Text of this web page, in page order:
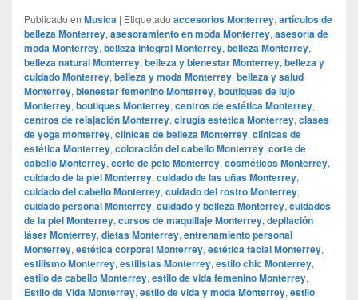
Publicado en Musica | Etiquetado accesorios Monterrey, artículos de
belleza Monterrey, asesoramiento en moda Monterrey, asesoría de
moda Monterrey, belleza integral Monterrey, belleza Monterrey,
belleza natural Monterrey, belleza y bienestar Monterrey, belleza y
cuidado Monterrey, belleza y moda Monterrey, belleza y salud
Monterrey, bienestar femenino Monterrey, boutiques de lujo
Monterrey, boutiques Monterrey, centros de estética Monterrey,
centros de relajación Monterrey, cirugía estética Monterrey, clases
de yoga monterrey, clínicas de belleza Monterrey, clínicas de
estética Monterrey, coloración del cabello Monterrey, corte de
cabello Monterrey, corte de pelo Monterrey, cosméticos Monterrey,
cuidado de la piel Monterrey, cuidado de las uñas Monterrey,
cuidado del cabello Monterrey, cuidado del rostro Monterrey,
cuidado personal Monterrey, cuidado y belleza Monterrey, cuidados
de la piel Monterrey, cursos de maquillaje Monterrey, depilación
láser Monterrey, dietas Monterrey, entrenamiento personal
Monterrey, estética corporal Monterrey, estética facial Monterrey,
estilismo Monterrey, estilistas Monterrey, estilo chic Monterrey,
estilo de cabello Monterrey, estilo de vida femenino Monterrey,
Estilo de Vida Monterrey, estilo de vida y moda Monterrey, estilo